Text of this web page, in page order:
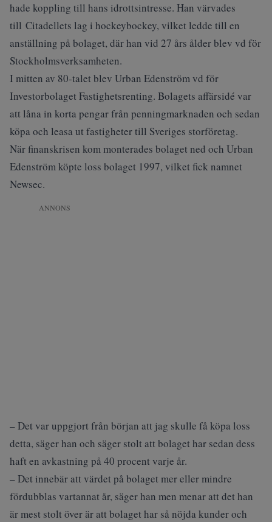
hade koppling till hans idrottsintresse. Han värvades
till Citadellets lag i hockeybockey, vilket ledde till en
anställning på bolaget, där han vid 27 års ålder blev vd för
Stockholmsverksamheten.
I mitten av 80-talet blev Urban Edenström vd för
Investorbolaget Fastighetsrenting. Bolagets affärsidé var
att låna in korta pengar från penningmarknaden och sedan
köpa och leasa ut fastigheter till Sveriges storföretag.
När finanskrisen kom monterades bolaget ned och Urban
Edenström köpte loss bolaget 1997, vilket fick namnet
Newsec.
ANNONS
– Det var uppgjort från början att jag skulle få köpa loss
detta, säger han och säger stolt att bolaget har sedan dess
haft en avkastning på 40 procent varje år.
– Det innebär att värdet på bolaget mer eller mindre
fördubblas vartannat år, säger han men menar att det han
är mest stolt över är att bolaget har så nöjda kunder och